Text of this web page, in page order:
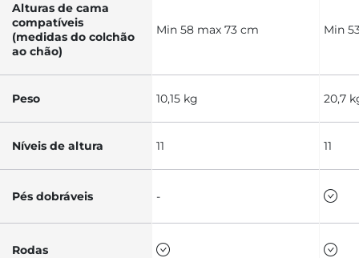
Alturas de cama
compatíveis
(medidas do colchão
ao chão)
Min 58 max 73 cm Min
Peso 10,15 kg 20,7
Níveis de altura 11 11
Pés dobráveis -
Rodas